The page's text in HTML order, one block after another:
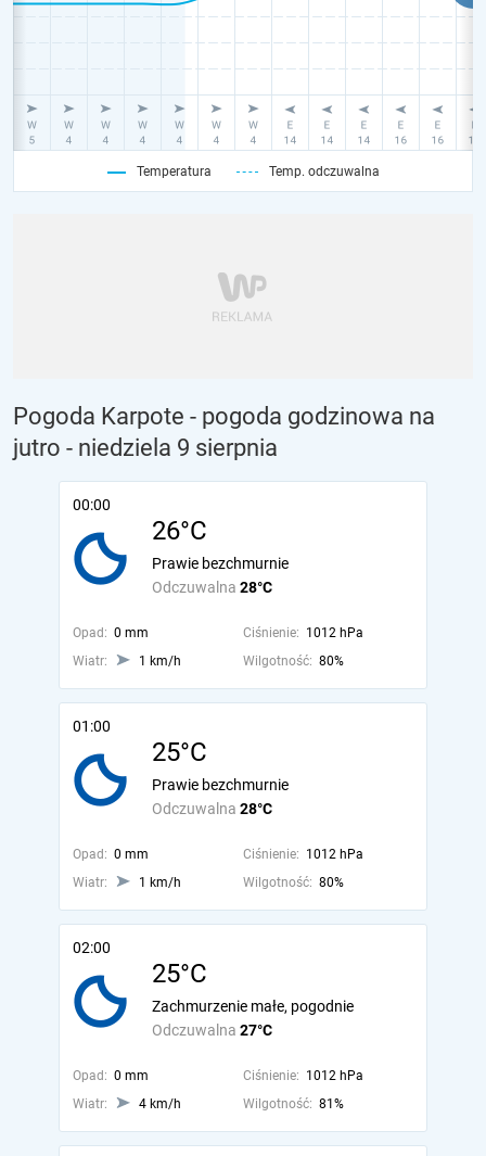
Temperatura Temp. odczuwalna
Pogoda Karpote - pogoda godzinowa na
jutro - niedziela 9 sierpnia
00:00
26°C
Odczuwalna 28°C
Prawie bezchmurnie
Opad: 0 mm Ciśnienie: 1012 hPa
Wiatr:
1 km/h Wilgotność: 80%
01:00
25°C
Odczuwalna 28°C
Prawie bezchmurnie
Opad: 0 mm Ciśnienie: 1012 hPa
Wiatr:
1 km/h Wilgotność: 80%
02:00
25°C
Odczuwalna 27°C
Zachmurzenie małe, pogodnie
Opad: 0 mm Ciśnienie: 1012 hPa
Wiatr:
4 km/h Wilgotność: 81%